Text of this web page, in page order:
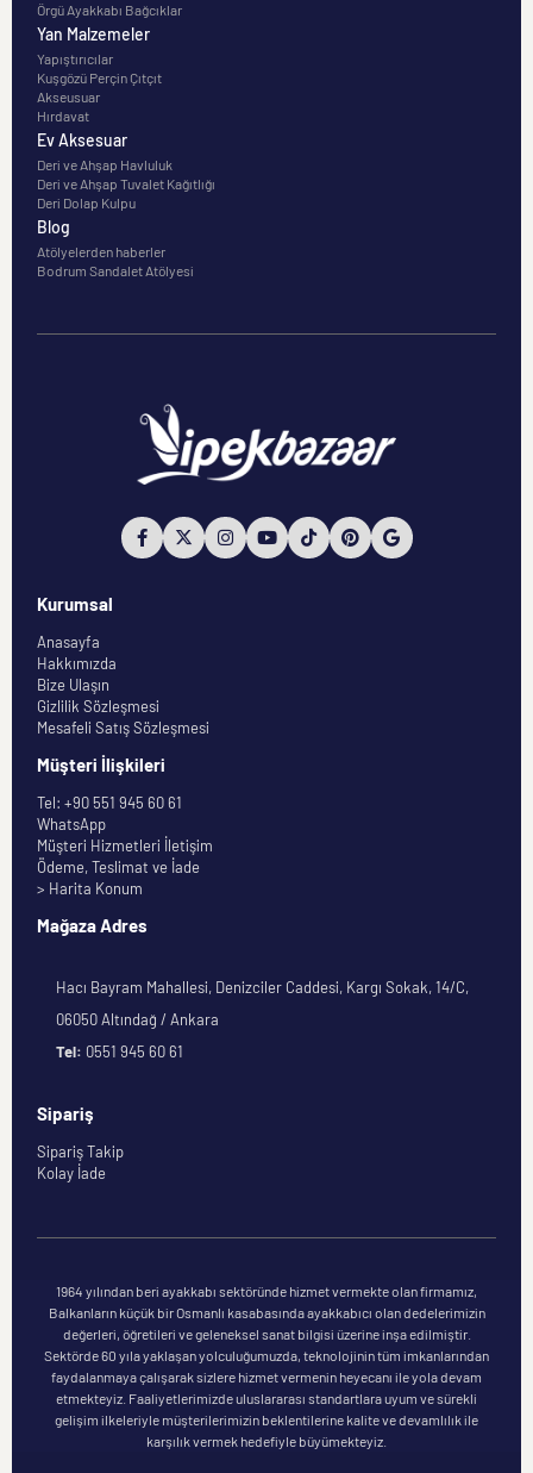
Örgü Ayakkabı Bağcıklar
Yan Malzemeler
Yapıştırıcılar
Kuşgözü Perçin Çıtçıt
Akseusuar
Hırdavat
Ev Aksesuar
Deri ve Ahşap Havluluk
Deri ve Ahşap Tuvalet Kağıtlığı
Deri Dolap Kulpu
Blog
Atölyelerden haberler
Bodrum Sandalet Atölyesi
Kurumsal
Anasayfa
Hakkımızda
Bize Ulaşın
Gizlilik Sözleşmesi
Mesafeli Satış Sözleşmesi
Müşteri İlişkileri
Tel: +90 551 945 60 61
WhatsApp
Müşteri Hizmetleri İletişim
Ödeme, Teslimat ve İade
> Harita Konum
Mağaza Adres
Hacı Bayram Mahallesi, Denizciler Caddesi, Kargı Sokak, 14/C,
06050 Altındağ / Ankara
Tel: 0551 945 60 61
Sipariş
Sipariş Takip
Kolay İade
1964 yılından beri ayakkabı sektöründe hizmet vermekte olan firmamız,
Balkanların küçük bir Osmanlı kasabasında ayakkabıcı olan dedelerimizin
değerleri, öğretileri ve geleneksel sanat bilgisi üzerine inşa edilmiştir.
Sektörde 60 yıla yaklaşan yolculuğumuzda, teknolojinin tüm imkanlarından
faydalanmaya çalışarak sizlere hizmet vermenin heyecanı ile yola devam
etmekteyiz. Faaliyetlerimizde uluslararası standartlara uyum ve sürekli
gelişim ilkeleriyle müşterilerimizin beklentilerine kalite ve devamlılık ile
karşılık vermek hedefiyle büyümekteyiz.